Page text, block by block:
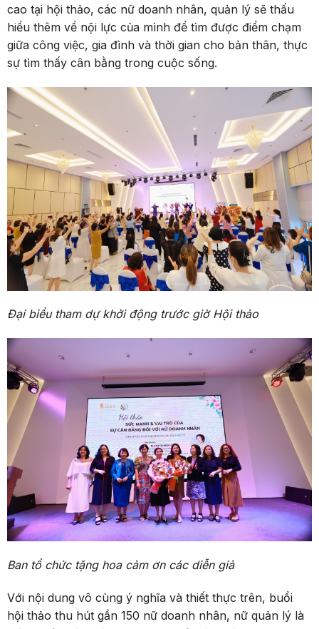
cao tại hội thảo, các nữ doanh nhân, quản lý sẽ thấu
hiểu thêm về nội lực của mình để tìm được điểm chạm
giữa công việc, gia đình và thời gian cho bản thân, thực
sự tìm thấy cân bằng trong cuộc sống.
Đại biểu tham dự khởi động trước giờ Hội thảo
Ban tổ chức tặng hoa cảm ơn các diễn giả
Với nội dung vô cùng ý nghĩa và thiết thực trên, buổi
hội thảo thu hút gần 150 nữ doanh nhân, nữ quản lý là